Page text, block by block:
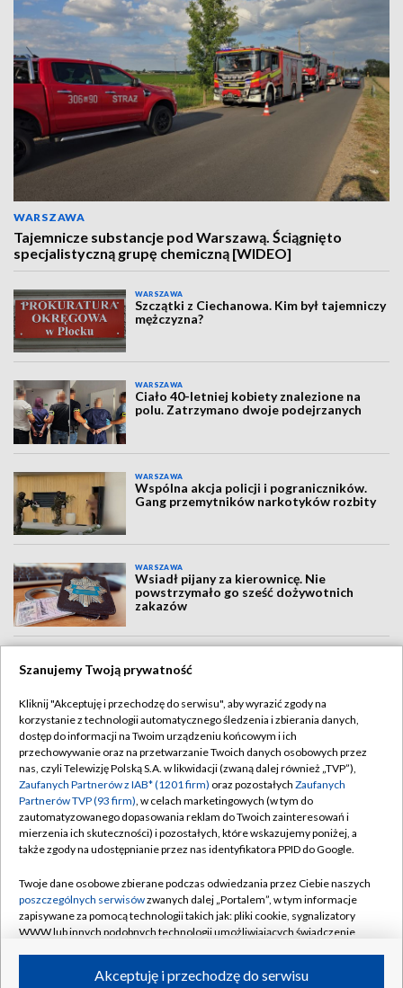
WARSZAWA
Tajemnicze substancje pod Warszawą. Ściągnięto
specjalistyczną grupę chemiczną [WIDEO]
WARSZAWA
Szczątki z Ciechanowa. Kim był tajemniczy
mężczyzna?
WARSZAWA
Ciało 40-letniej kobiety znalezione na
polu. Zatrzymano dwoje podejrzanych
WARSZAWA
Wspólna akcja policji i pograniczników.
Gang przemytników narkotyków rozbity
WARSZAWA
Wsiadł pijany za kierownicę. Nie
powstrzymało go sześć dożywotnich
zakazów
ZOBACZ WIĘCEJ
BIAŁYSTOK / BYDGOSZCZ / GDAŃSK /
GORZÓW WLKP. / KATOWICE / KIELCE /
KRAKÓW / LUBLIN / ŁÓDŹ / OLSZTYN /
OPOLE / POZNAŃ / RZESZÓW /
SZCZECIN / WARSZAWA / WROCŁAW
Szanujemy Twoją prywatność
Kliknij "Akceptuję i przechodzę do serwisu", aby wyrazić zgody na
korzystanie z technologii automatycznego śledzenia i zbierania danych,
dostęp do informacji na Twoim urządzeniu końcowym i ich
przechowywanie oraz na przetwarzanie Twoich danych osobowych przez
nas, czyli Telewizję Polską S.A. w likwidacji (zwaną dalej również „TVP”),
Zaufanych Partnerów z IAB* (1201 firm) oraz pozostałych Zaufanych
Partnerów TVP (93 firm), w celach marketingowych (w tym do
zautomatyzowanego dopasowania reklam do Twoich zainteresowań i
mierzenia ich skuteczności) i pozostałych, które wskazujemy poniżej, a
także zgody na udostępnianie przez nas identyfikatora PPID do Google.
Twoje dane osobowe zbierane podczas odwiedzania przez Ciebie naszych
poszczególnych serwisówzwanych dalej „Portalem”, w tym informacje
zapisywane za pomocą technologii takich jak: pliki cookie, sygnalizatory
WWW lub innych podobnych technologii umożliwiających świadczenie
ruchu w Internecie.Akceptuję i przechodzę do serwisu